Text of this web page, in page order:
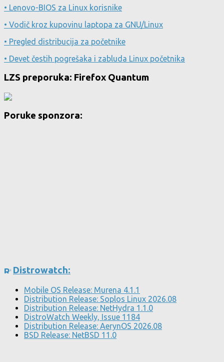
• Lenovo-BIOS za Linux korisnike
• Vodič kroz kupovinu laptopa za GNU/Linux
• Pregled distribucija za početnike
• Devet čestih pogrešaka i zabluda Linux početnika
LZS preporuka: Firefox Quantum
Poruke sponzora:
Distrowatch:
Mobile OS Release: Murena 4.1.1
Distribution Release: Soplos Linux 2026.08
Distribution Release: NetHydra 1.1.0
DistroWatch Weekly, Issue 1184
Distribution Release: AerynOS 2026.08
BSD Release: NetBSD 11.0